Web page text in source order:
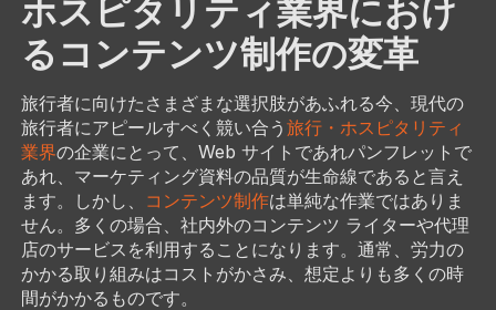
ホスピタリティ業界におけ
るコンテンツ制作の変革
旅行者に向けたさまざまな選択肢があふれる今、現代の
旅行者にアピールすべく競い合う 旅行・ホスピタリティ
業界の企業にとって、Web サイトであれパンフレットで
あれ、マーケティング資料の品質が生命線であると言え
ます。しかし、
コンテンツ制作は単純な作業ではありま
せん。多くの場合、社内外のコンテンツ ライターや代理
店のサービスを利用することになります。通常、労力の
かかる取り組みはコストがかさみ、想定よりも多くの時
間がかかるものです。